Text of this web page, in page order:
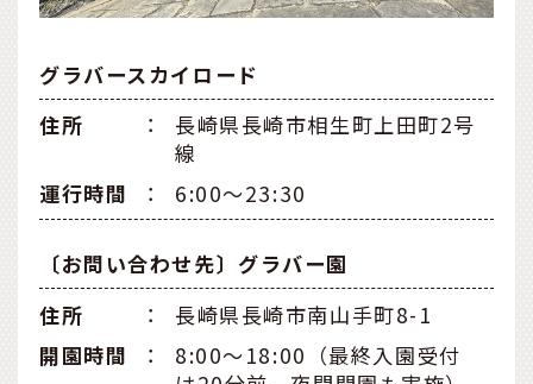
グラバースカイロード
住所
：
長崎県長崎市相生町上田町2号
線
運行時間
： 6:00〜23:30
〔お問い合わせ先〕グラバー園
住所
：
長崎県長崎市南山手町8-1
開園時間
：
8:00〜18:00（最終入園受付